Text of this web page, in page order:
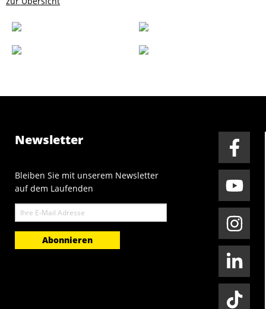
Newsletter
Bleiben Sie mit unserem Newsletter
auf dem Laufenden
E-
Mail